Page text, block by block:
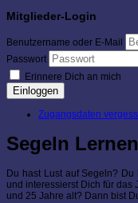
Mitglieder-Login
Benutzername oder E-Mail
Passwort
Erinnere Dich an mich
Einloggen
Zugangsdaten
Segeln
Du hast Lust auf Segeln?
und interessierst Dich für das
und 25 Jahre alt? Dann bist